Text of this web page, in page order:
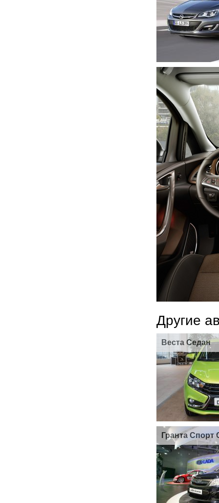
Другие
Веста Седан
Гранта Спорт